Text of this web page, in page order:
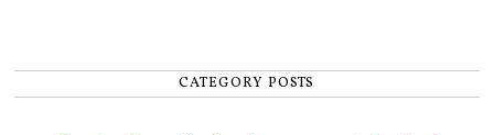
CATEGORY POSTS